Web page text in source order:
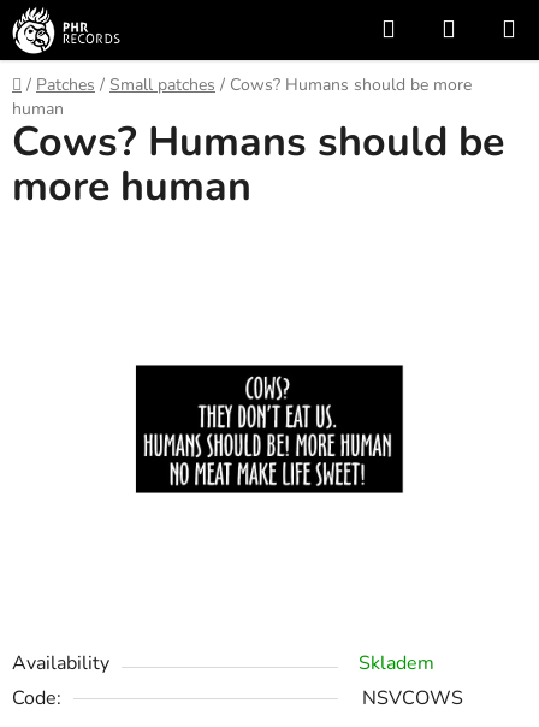
Skip
to
content
Search
CART
Home
/ Patches / Small patches / Cows? Humans should be more
human
Availability
Skladem
Code:
NSVCOWS
Cows? Humans should be
more human